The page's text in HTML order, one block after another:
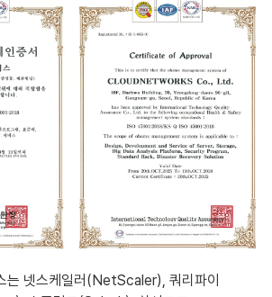
는 넷스케일러(NetScaler), 쿼리파이